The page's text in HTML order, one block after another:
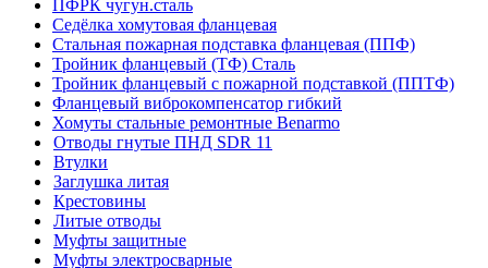
ПФРК чугун.сталь
Седёлка хомутовая фланцевая
Стальная пожарная подставка фланцевая (ППФ)
Тройник фланцевый (ТФ) Сталь
Тройник фланцевый с пожарной подставкой (ППТФ)
Фланцевый виброкомпенсатор гибкий
Хомуты стальные ремонтные Benarmo
Отводы гнутые ПНД SDR 11
Втулки
Заглушка литая
Крестовины
Литые отводы
Муфты защитные
Муфты электросварные